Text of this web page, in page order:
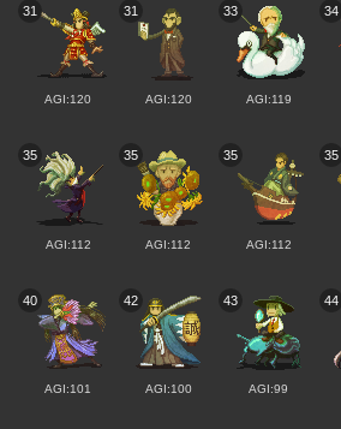
31
AGI:120
31
AGI:120
33
AGI:119
34
35
AGI:112
35
AGI:112
35
AGI:112
35
40
AGI:101
42
AGI:100
43
AGI:99
44